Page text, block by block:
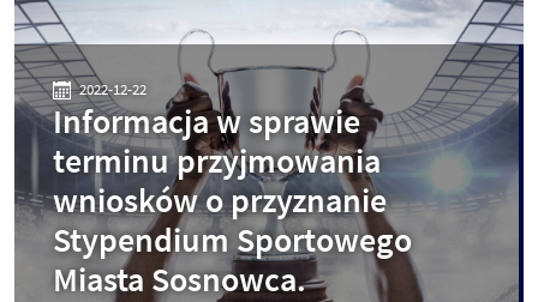
2022-12-22
Informacja w sprawie
terminu przyjmowania
wniosków o przyznanie
Stypendium Sportowego
Miasta Sosnowca.